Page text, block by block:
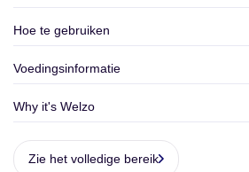
Hoe te gebruiken
Voedingsinformatie
Why it's Welzo
Zie het volledige bereik